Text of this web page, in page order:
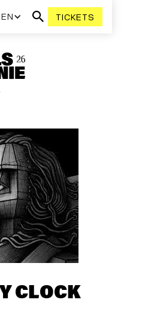
EN TICKETS
CLOCK